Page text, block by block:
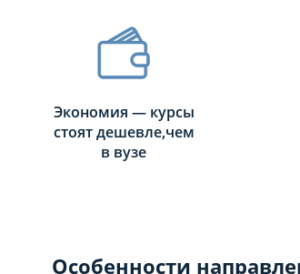
Экономия — курсы
стоят дешевле,чем
в вузе
Особенности